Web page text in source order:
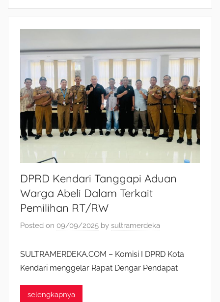
DPRD Kendari Tanggapi Aduan
Warga Abeli Dalam Terkait
Pemilihan RT/RW
Posted on 09/09/2025 by sultramerdeka
SULTRAMERDEKA.COM – Komisi I DPRD Kota
Kendari menggelar Rapat Dengar Pendapat
selengkapnya